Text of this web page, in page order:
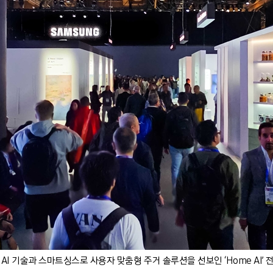
기술과 스마트싱스로 사용자 맞춤형 주거 솔루션을 선보인 ‘Home AI’